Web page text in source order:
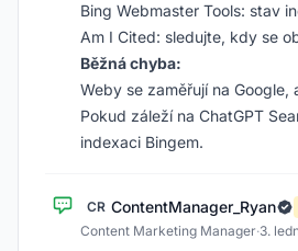
Bing Webmaster Tools: stav
Am I Cited: sledujte, kdy se
Běžná chyba:
Weby se zaměřují na Google,
Pokud záleží na ChatGPT
indexaci Bingem.
CR ContentManager_Ryan
Content Marketing Manager·3.